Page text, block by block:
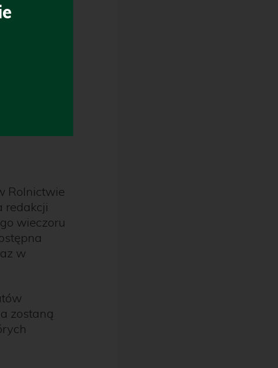
Rolnictwie
redakcji
wieczoru
w
zostaną